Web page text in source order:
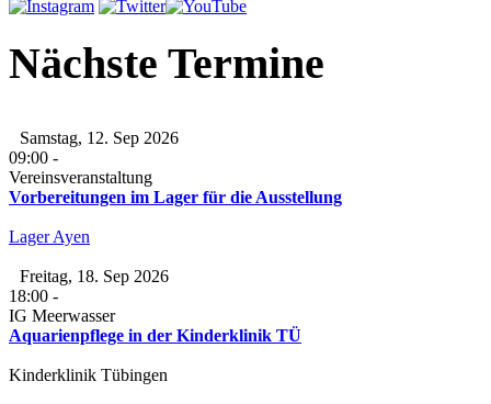
Nächste Termine
Samstag, 12. Sep 2026
09:00 -
Vereinsveranstaltung
Vorbereitungen im Lager für die Ausstellung
Lager Ayen
Freitag, 18. Sep 2026
18:00 -
IG Meerwasser
Aquarienpflege in der Kinderklinik TÜ
Kinderklinik Tübingen